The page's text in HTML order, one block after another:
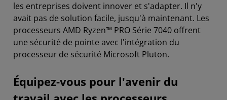
les entreprises doivent innover et s'adapter. Il n'y
avait pas de solution facile, jusqu'à maintenant. Les
processeurs AMD Ryzen™ PRO Série 7040 offrent
une sécurité de pointe avec l'intégration du
processeur de sécurité Microsoft Pluton.
Équipez-vous pour l'avenir du